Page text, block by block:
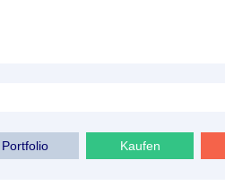
Kaufen
Portfolio